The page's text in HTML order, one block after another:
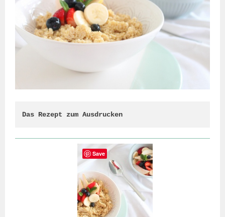
Das Rezept zum Ausdrucken
Save